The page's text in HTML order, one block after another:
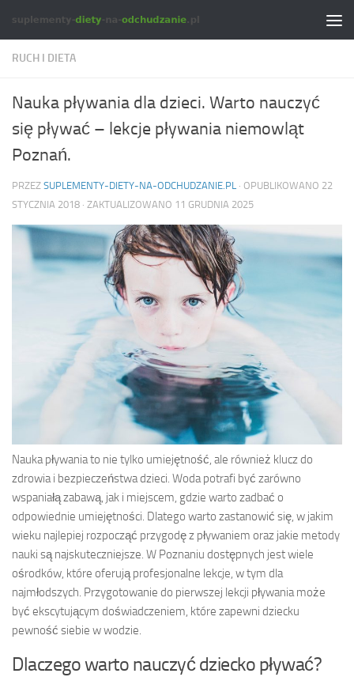
Skip to content
RUCH I DIETA
Nauka pływania dla dzieci. Warto nauczyć
się pływać – lekcje pływania niemowląt
Poznań.
PRZEZ SUPLEMENTY-DIETY-NA-ODCHUDZANIE.PL · OPUBLIKOWANO 22
STYCZNIA 2018 · ZAKTUALIZOWANO 11 GRUDNIA 2025
Nauka pływania to nie tylko umiejętność, ale również klucz do
zdrowia i bezpieczeństwa dzieci. Woda potrafi być zarówno
wspaniałą zabawą, jak i miejscem, gdzie warto zadbać o
odpowiednie umiejętności. Dlatego warto zastanowić się, w jakim
wieku najlepiej rozpocząć przygodę z pływaniem oraz jakie metody
nauki są najskuteczniejsze. W Poznaniu dostępnych jest wiele
ośrodków, które oferują profesjonalne lekcje, w tym dla
najmłodszych. Przygotowanie do pierwszej lekcji pływania może
być ekscytującym doświadczeniem, które zapewni dziecku
pewność siebie w wodzie.
Dlaczego warto nauczyć dziecko pływać?